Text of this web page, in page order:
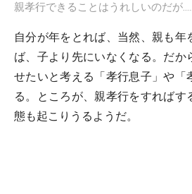
親孝行できることはうれしいのだが
自分が年をとれば、当然、親も年
ば、子より先にいなくなる。だか
せたいと考える「孝行息子」や「
る。ところが、親孝行をすればす
態も起こりうるようだ。